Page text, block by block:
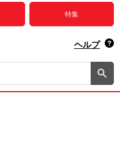
特集
ヘルプ